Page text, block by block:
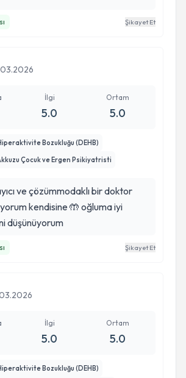
Şikayet Et
İlgi
5.0
Ortam
5.0
Bozukluğu (DEHB)
Çocuk ve Ergen Psikiyatristi
ve çözümmodaklı bir doktor
kendisine 🤲 oğluma iyi
düşünüyorum
Şikayet Et
İlgi
5.0
Ortam
5.0
Bozukluğu (DEHB)